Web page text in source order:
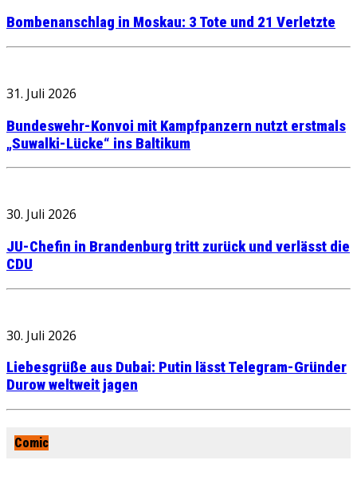
Bombenanschlag in Moskau: 3 Tote und 21 Verletzte
31. Juli 2026
Bundeswehr-Konvoi mit Kampfpanzern nutzt erstmals
„Suwalki-Lücke“ ins Baltikum
30. Juli 2026
JU-Chefin in Brandenburg tritt zurück und verlässt die
CDU
30. Juli 2026
Liebesgrüße aus Dubai: Putin lässt Telegram-Gründer
Durow weltweit jagen
Comic